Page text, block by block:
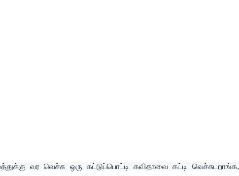
வர வெச்சு ஒரு கட்டுப்பொட்டி கவிதாவை கட்டி வெச்சுடறாங்க,